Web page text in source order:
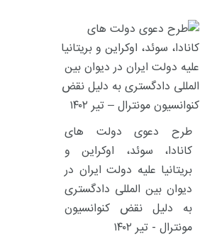
طرح دعوی دولت های
کانادا، سوئد، اوکراین و
بریتانیا علیه دولت ایران در
دیوان بین المللی دادگستری
به دلیل نقض کنوانسیون
مونترال - تیر ۱۴۰۲